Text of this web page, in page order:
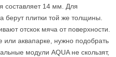
составляет 14 мм. Для
берут плитки той же толщины.
отскок мяча от поверхности.
или аквапарке, нужно подобрать
модули AQUA не скользят,